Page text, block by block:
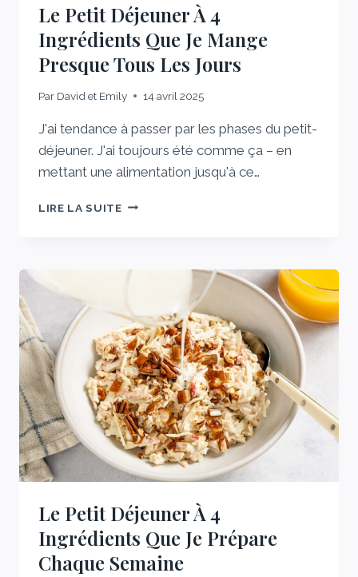
Le Petit Déjeuner À 4
Ingrédients Que Je Mange
Presque Tous Les Jours
Par David et Emily 14 avril 2025
J'ai tendance à passer par les phases du petit-
déjeuner. J'ai toujours été comme ça – en
mettant une alimentation jusqu'à ce…
LIRE LA SUITELE
4
INGRÉDIENTS
JE
MANGE
PRESQUE
TOUS
LES
JOURS
Le Petit Déjeuner À 4
Ingrédients Que Je Prépare
Chaque Semaine